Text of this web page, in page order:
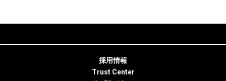
採用情報
Trust Center